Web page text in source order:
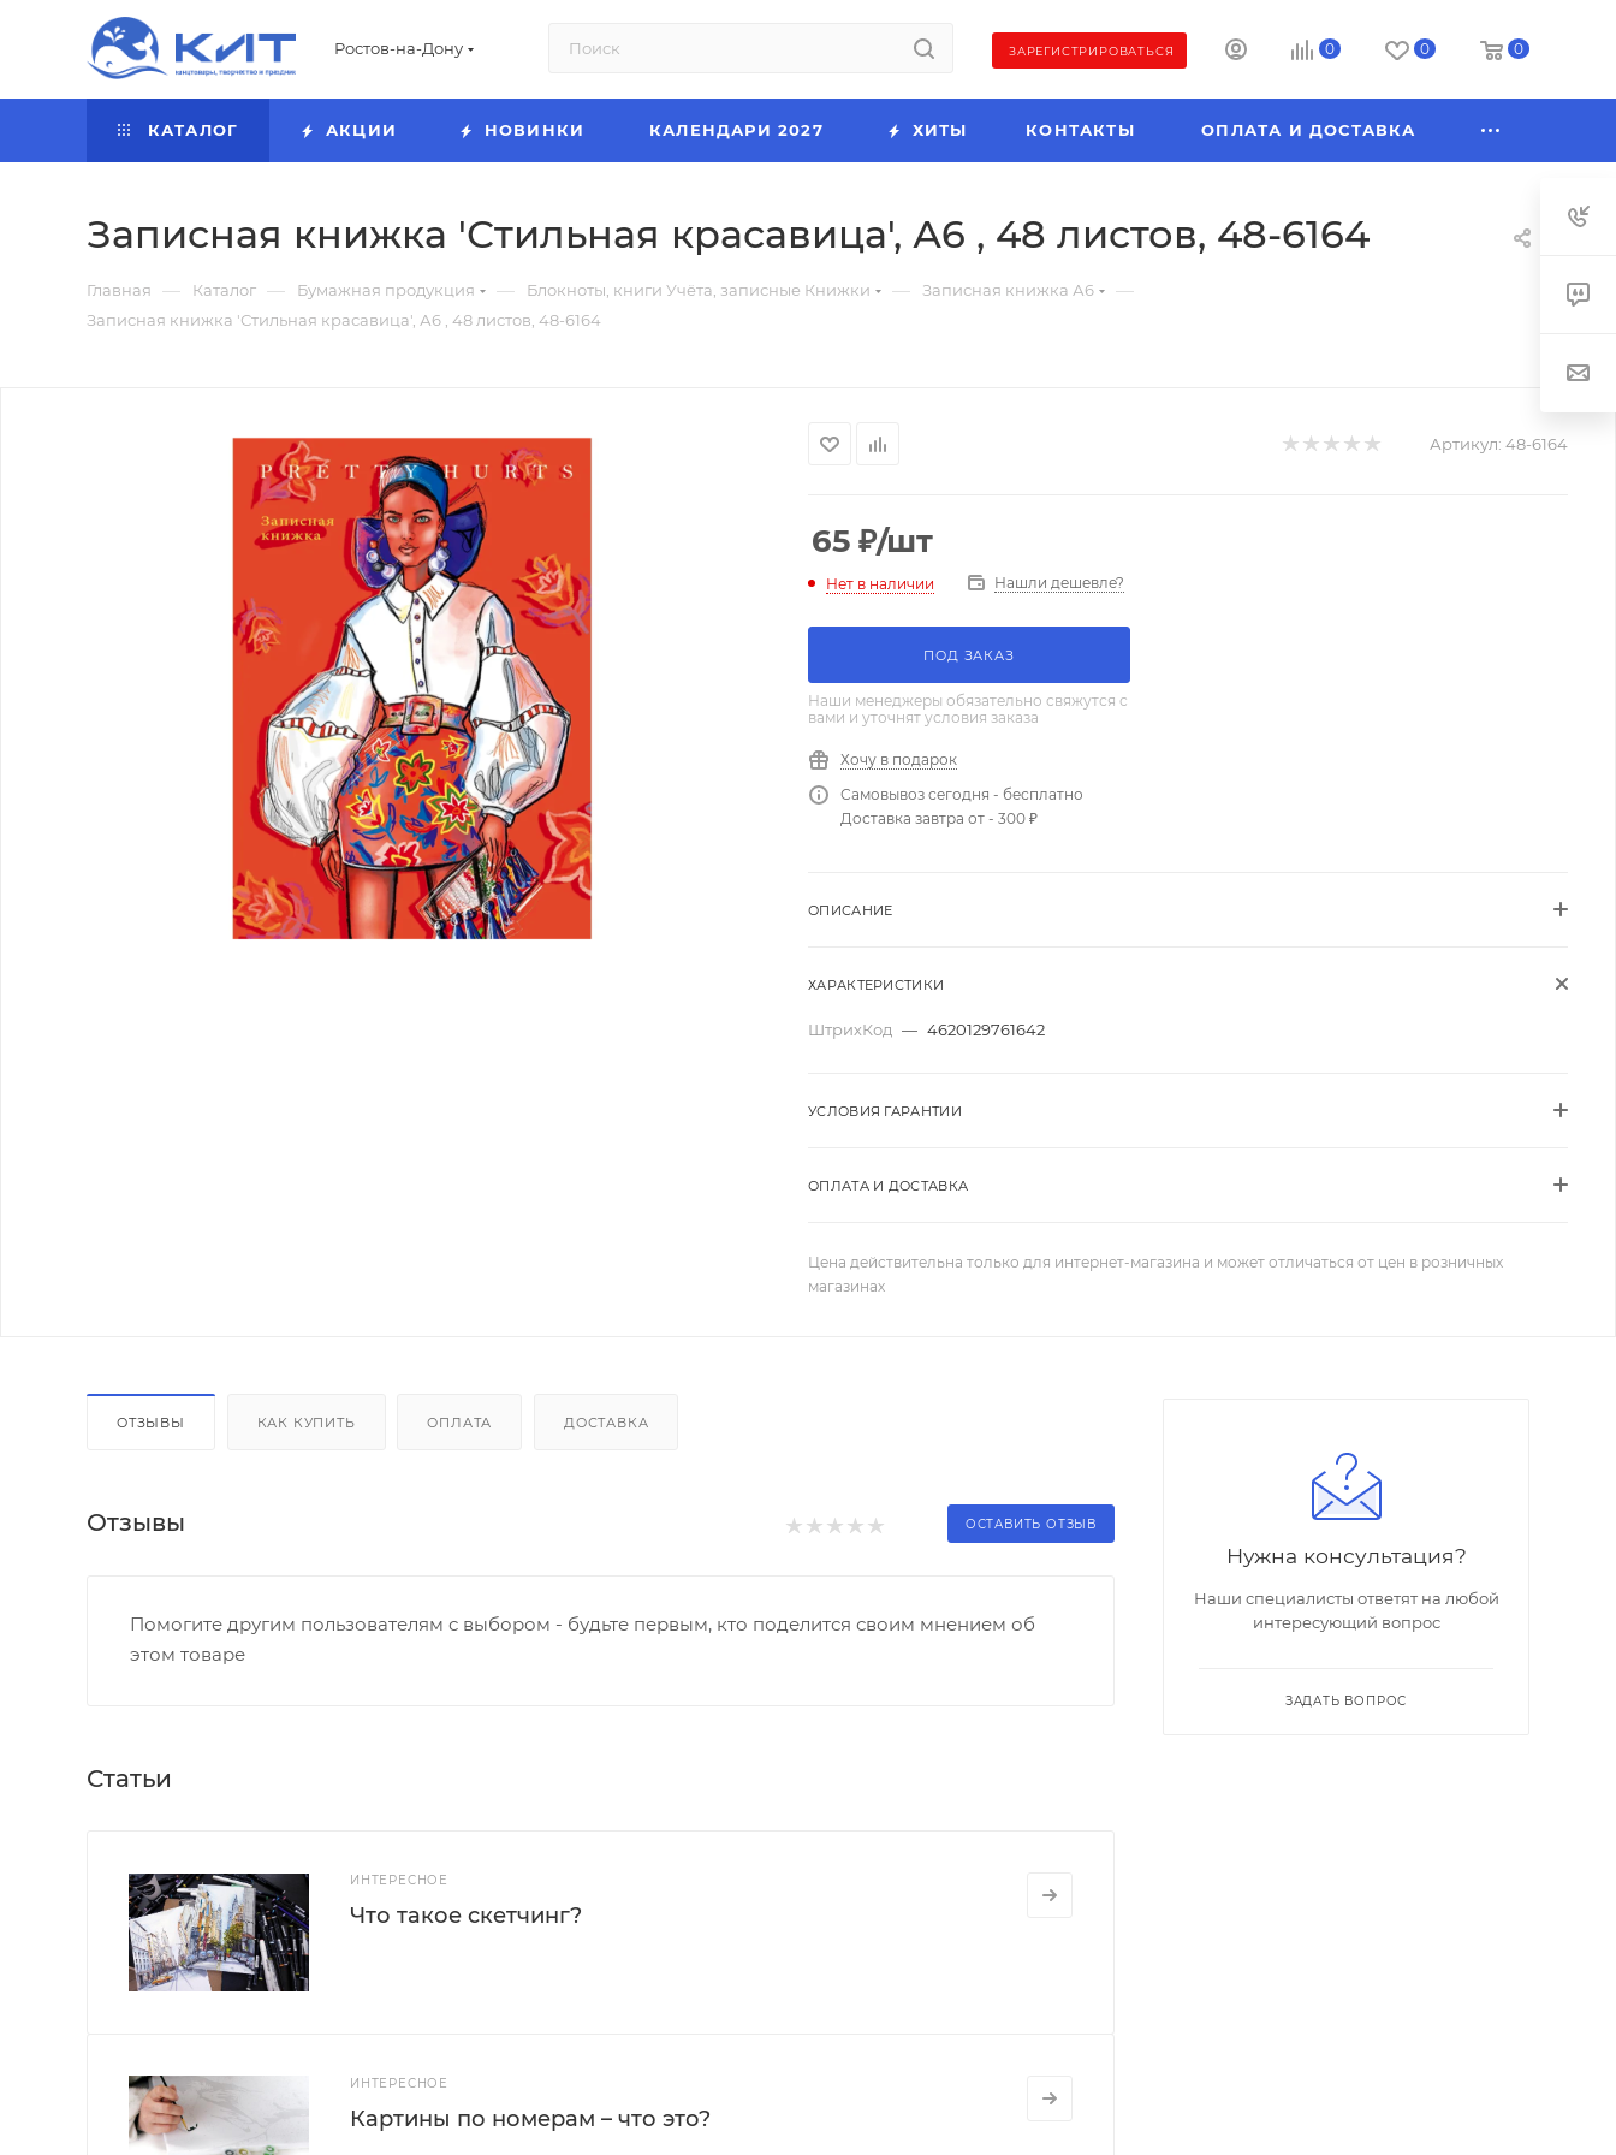
Ростов-на-Дону ЗАРЕГИСТРИРОВАТЬСЯ 0 0 0
КАТАЛОГ АКЦИИ НОВИНКИ КАЛЕНДАРИ 2027 ХИТЫ КОНТАКТЫ ОПЛАТА И ДОСТАВКА
Записная книжка 'Стильная красавица', А6 , 48 листов, 48-6164
Главная — Каталог — Бумажная продукция — Блокноты, книги Учёта, записные Книжки — Записная книжка А6 —
Записная книжка 'Стильная красавица', А6 , 48 листов, 48-6164
Артикул: 48-6164
65 ₽/шт
Нет в наличии Нашли дешевле?
ПОД ЗАКАЗ
Наши менеджеры обязательно свяжутся с
вами и уточнят условия заказа
Хочу в подарок
Самовывоз сегодня - бесплатно
Доставка завтра от - 300 ₽
ОПИСАНИЕ
ХАРАКТЕРИСТИКИ
ШтрихКод — 4620129761642
УСЛОВИЯ ГАРАНТИИ
ОПЛАТА И ДОСТАВКА
Цена действительна только для интернет-магазина и может отличаться от цен в розничных
магазинах
ОТЗЫВЫ КАК КУПИТЬ ОПЛАТА ДОСТАВКА
Отзывы ОСТАВИТЬ ОТЗЫВ
Помогите другим пользователям с выбором - будьте первым, кто поделится своим мнением об
этом товаре
Статьи
ИНТЕРЕСНОЕ
Что такое скетчинг?
ИНТЕРЕСНОЕ
Картины по номерам – что это?
Нужна консультация?
Наши специалисты ответят на любой
интересующий вопрос
ЗАДАТЬ ВОПРОС